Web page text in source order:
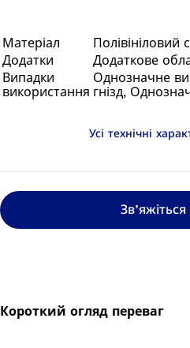
довговічність і
полімеризації.
Матеріал
Полівініловий
Додатки
Додаткове
Випадки
використання
Однозначне
гнізд,
Усі технічні
Короткий огляд переваг